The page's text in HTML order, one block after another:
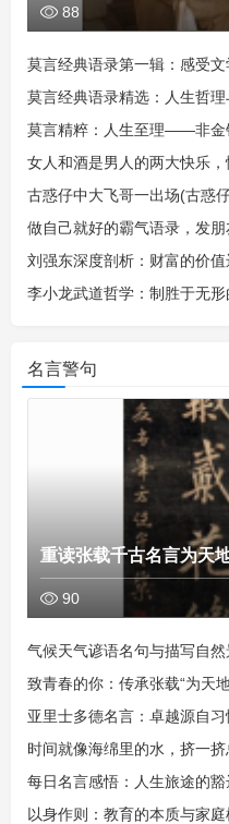
88
莫言经典语录第一辑：感受
莫言经典语录精选：人生哲
莫言精粹：人生至理——非金
女人和酒是男人的两大快乐
古惑仔中大飞哥一出场(古惑
做自己就好的霸气语录，发
刘强东深度剖析：财富的价
李小龙武道哲学：制胜于无
名言警句
多 >>
重读张载千古名言为天
90
气候天气谚语名句与描写自
致青春的你：传承张载“为天
亚里士多德名言：卓越源自
时间就像海绵里的水，挤一
每日名言感悟：人生旅途的
以身作则：教育的本质与家